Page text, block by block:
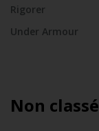
Rigorer
Under Armour
Non classé